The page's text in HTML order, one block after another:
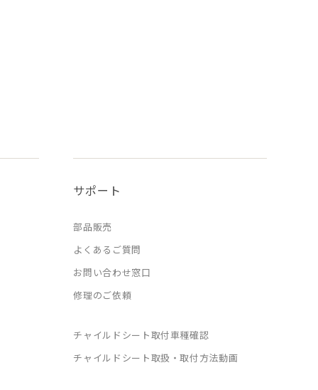
サポート
部品販売
よくあるご質問
お問い合わせ窓口
修理のご依頼
チャイルドシート取付車種確認
チャイルドシート取扱・取付方法動画